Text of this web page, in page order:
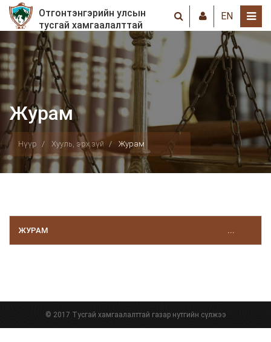
Отгонтэнгэрийн улсын
тусгай хамгаалалттай
газрын хамгаалалтын
захиргаа
EN
Журам
Нүүр Хууль, эрх зүй Журам
ЖУРАМ ...
© 2017 Тусгай хамгаалалттай газар нутгийн сүлжээ